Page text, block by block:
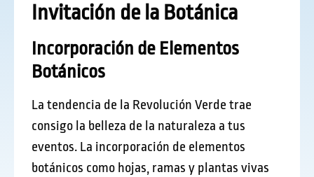
Invitación de la Botánica
Incorporación de Elementos
Botánicos
La tendencia de la Revolución Verde trae
consigo la belleza de la naturaleza a tus
eventos. La incorporación de elementos
botánicos como hojas, ramas y plantas vivas